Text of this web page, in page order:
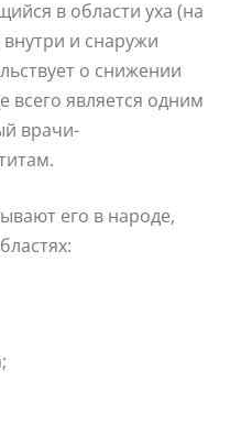
в области уха (на
и снаружи
о снижении
всего является одним
врачи-
его в народе,